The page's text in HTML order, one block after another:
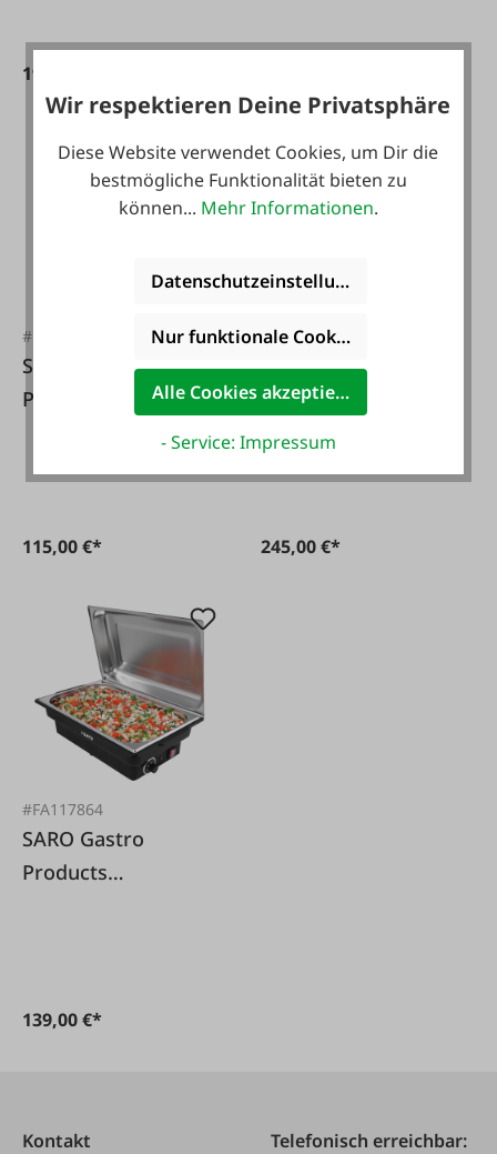
199,00 €*
#FA120805
SARO Gastro
Products
115,00 €*
#FA117014
SARO Gastro
Products Wandregal
aus Edelstahl
245,00 €*
#FA117864
SARO Gastro
Products
139,00 €*
Kontakt Telefonisch erreichbar:
Wir respektieren Deine Privatsphäre
Diese Website verwendet Cookies, um Dir die
bestmögliche Funktionalität bieten zu
können... Mehr Informationen.
Datenschutzeinstellungen
Nur funktionale Cookies akzeptieren
Alle Cookies akzeptieren
- Service: Impressum